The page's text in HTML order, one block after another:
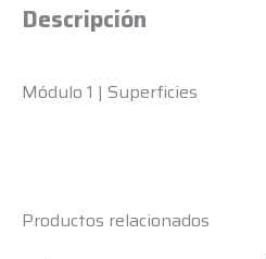
Descripción
Módulo 1 | Superficies
Productos relacionados